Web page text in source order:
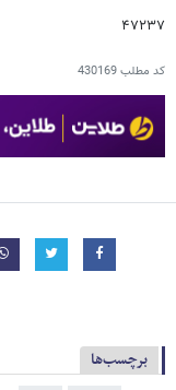
۴۷۲۳۷
کد مطلب430169
برچسب‌ها